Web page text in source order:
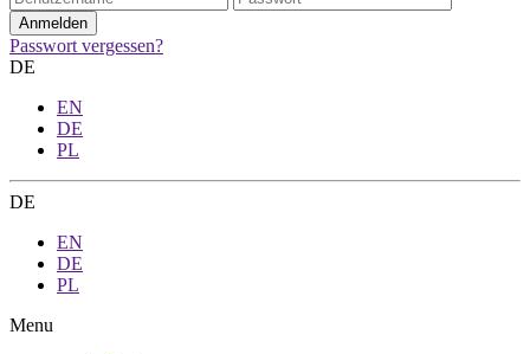
Passwort vergessen?
DE
EN
DE
PL
DE
EN
DE
PL
Menu